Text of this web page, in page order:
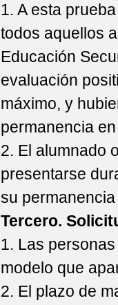
1. A esta
todos aquellos
Educación
evaluación
máximo, y
permanencia
2. El alumnado
presentarse
su
Tercero.
1. Las
modelo que
2. El plazo de